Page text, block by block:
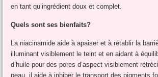
en tant qu’ingrédient doux et complet.
Quels sont ses bienfaits?
La niacinamide aide à apaiser et à rétablir la
illuminant visiblement le teint et en aidant à
d’huile pour des pores d’aspect visiblement
peau, il aide à inhiber le transport des pigments